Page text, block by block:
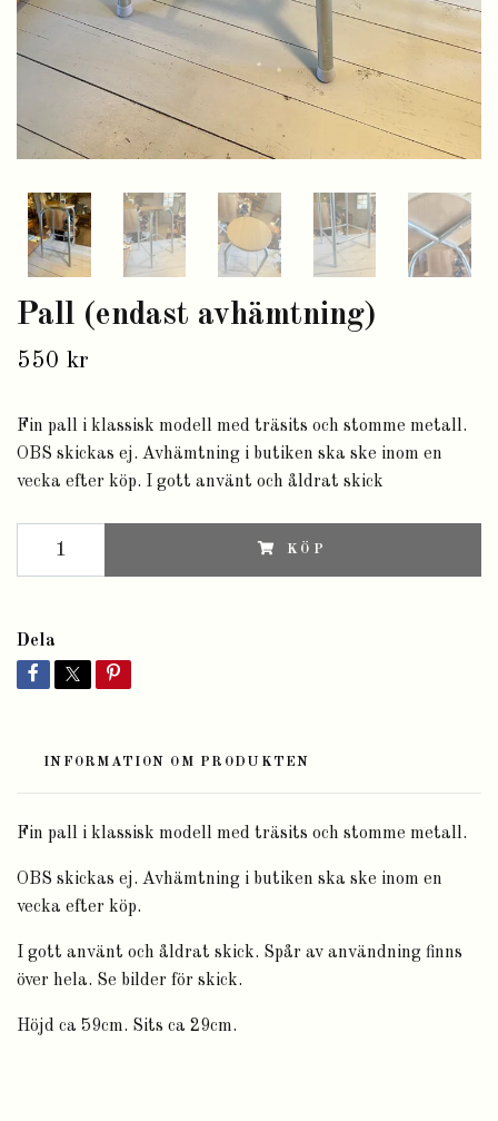
Pall (endast avhämtning)
550 kr
Fin pall i klassisk modell med träsits och stomme metall.
OBS skickas ej. Avhämtning i butiken ska ske inom en
vecka efter köp. I gott använt och åldrat skick
KÖP
Dela
INFORMATION OM PRODUKTEN
Fin pall i klassisk modell med träsits och stomme metall.
OBS skickas ej. Avhämtning i butiken ska ske inom en
vecka efter köp.
I gott använt och åldrat skick. Spår av användning finns
över hela. Se bilder för skick.
Höjd ca 59cm. Sits ca 29cm.